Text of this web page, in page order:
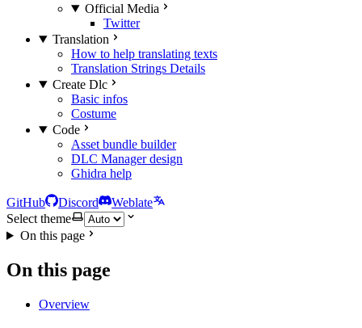
Official Media
Twitter
Translation
How to help translating texts
Translation Strings Details
Create Dlc
Basic infos
Costume
Code
Asset bundle builder
DLC Manager design
Ghidra help
GitHub Discord
Weblate
Select theme
On this page
On this page
Overview